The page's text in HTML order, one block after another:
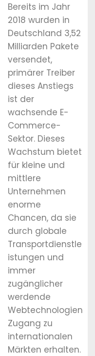
Bereits im Jahr
2018 wurden in
Deutschland 3,52
Milliarden Pakete
versendet,
primärer Treiber
dieses Anstiegs
ist der
wachsende E-
Commerce-
Sektor. Dieses
Wachstum bietet
für kleine und
mittlere
Unternehmen
enorme
Chancen, da sie
durch globale
Transportdienstle
istungen und
immer
zugänglicher
werdende
Webtechnologien
Zugang zu
internationalen
Märkten erhalten.